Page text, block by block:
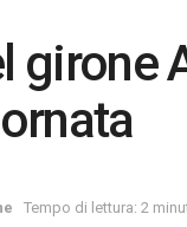
girone
Tempo di lettura: 2